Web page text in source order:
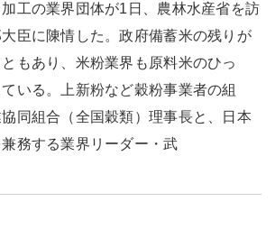
工の業界団体が1日、農林水産省を訪
臣に陳情した。政府備蓄米の残りが
もあり、米粉業界も原料米のひっ
いる。上新粉など穀粉事業者の組
同組合（全国穀類）理事長と、日本
務する業界リーダー・武